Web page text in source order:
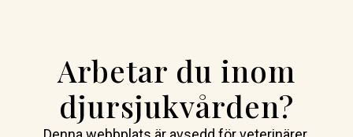
som har konstaterats
skriver regeringen som
hållbar och långsiktigt
inom veterinär service
Arbetar du inom
djursjukvården?